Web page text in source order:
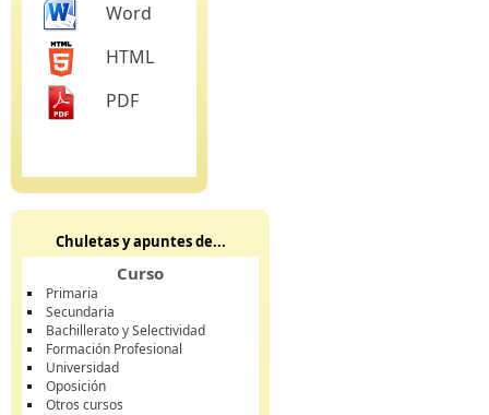
Word
HTML
PDF
Chuletas y apuntes de...
Curso
Primaria
Secundaria
Bachillerato y Selectividad
Formación Profesional
Universidad
Oposición
Otros cursos